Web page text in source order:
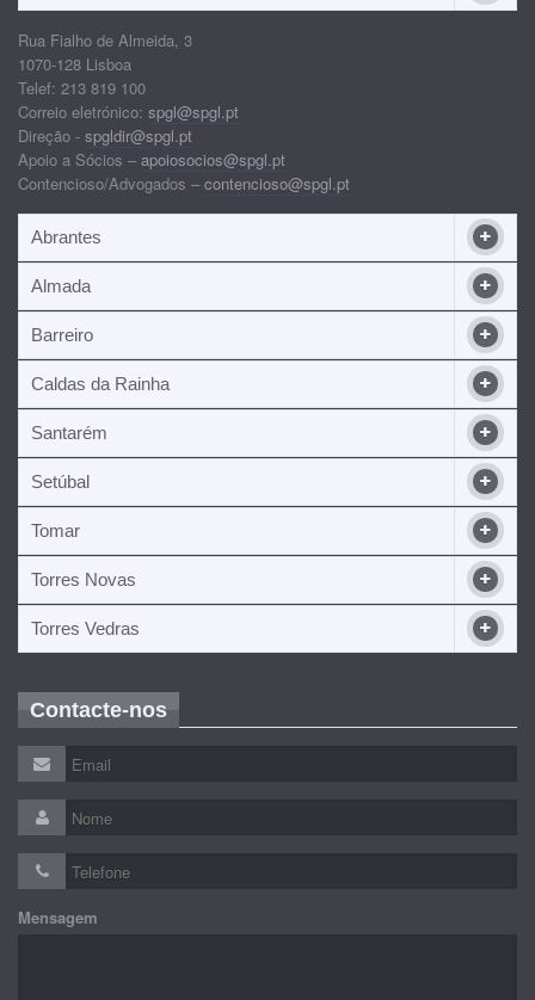
Rua Fialho de Almeida, 3
1070-128 Lisboa
Telef: 213 819 100
Correio eletrónico: spgl@spgl.pt
Direção - spgldir@spgl.pt
Apoio a Sócios – apoiosocios@spgl.pt
Contencioso/Advogados – contencioso@spgl.pt
Abrantes
Almada
Barreiro
Caldas da Rainha
Santarém
Setúbal
Tomar
Torres Novas
Torres Vedras
Contacte-nos
Mensagem